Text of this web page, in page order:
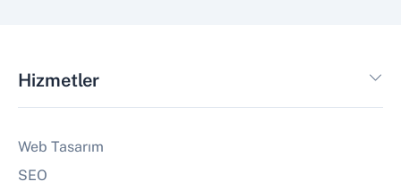
Hizmetler
Web Tasarım
SEO